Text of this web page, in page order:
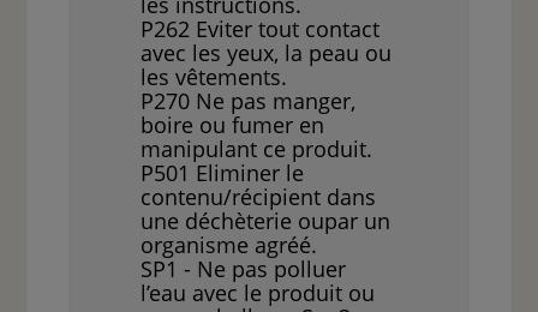
P262 Eviter tout contact
avec les yeux, la peau ou
les vêtements.
P270 Ne pas manger,
boire ou fumer en
manipulant ce produit.
P501 Eliminer le
contenu/récipient dans
une déchèterie oupar un
organisme agréé.
SP1 - Ne pas polluer
l’eau avec le produit ou